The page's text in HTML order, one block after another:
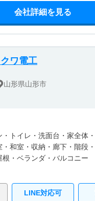
会社詳細を見る
ワ電工
山形県山形市
トイレ・ 洗面台・ 家全体・
和室・ 収納・ 廊下・ 階段・
根・ ベランダ・バルコニー
LINE対応可